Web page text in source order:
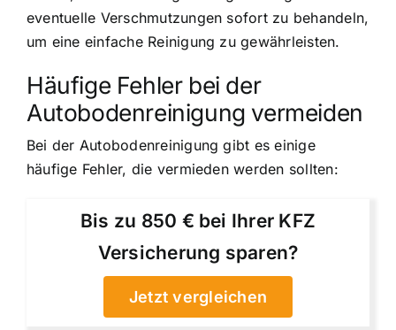
eventuelle Verschmutzungen sofort zu behandeln,
um eine einfache Reinigung zu gewährleisten.
Häufige Fehler bei der
Autobodenreinigung vermeiden
Bei der Autobodenreinigung gibt es einige
häufige Fehler, die vermieden werden sollten:
Bis zu 850 € bei Ihrer KFZ
Versicherung sparen?
Jetzt vergleichen